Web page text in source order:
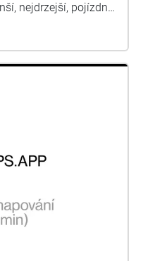
nejdrzejší, pojízdné
prohlídky se sami
v Moravské